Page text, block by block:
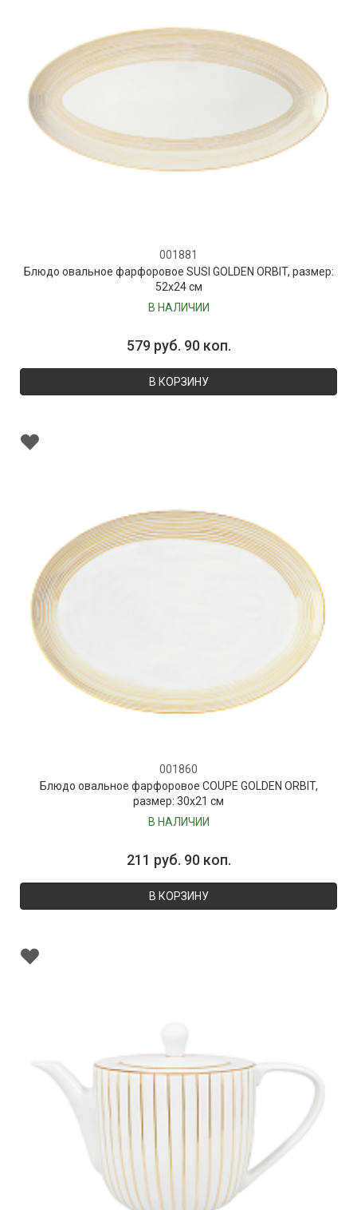
001881
Блюдо овальное фарфоровое SUSI GOLDEN ORBIT, размер:
52х24 см
В НАЛИЧИИ
579 руб. 90 коп.
В КОРЗИНУ
001860
Блюдо овальное фарфоровое COUPE GOLDEN ORBIT,
размер: 30х21 см
В НАЛИЧИИ
211 руб. 90 коп.
В КОРЗИНУ